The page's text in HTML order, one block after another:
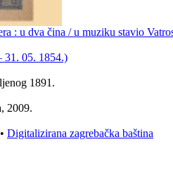
: u dva čina / u muziku stavio
31. 05. 1854.)
1891.
2009.
• Digitalizirana zagrebačka baština